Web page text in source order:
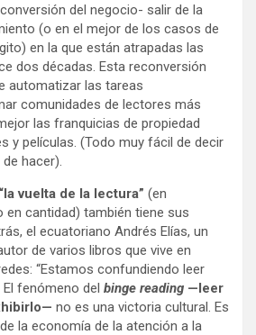
del negocio- salir de la
(o en el mejor de los casos de
en la que están atrapadas las
dos décadas. Esta reconversión
automatizar las tareas
comunidades de lectores más
las franquicias de propiedad
y películas. (Todo muy fácil de decir
hacer).
vuelta de la lectura” (en
en cantidad) también tiene sus
el ecuatoriano Andrés Elías, un
de varios libros que vive en
“Estamos confundiendo leer
fenómeno del binge reading —leer
no es una victoria cultural. Es
la economía de la atención a la